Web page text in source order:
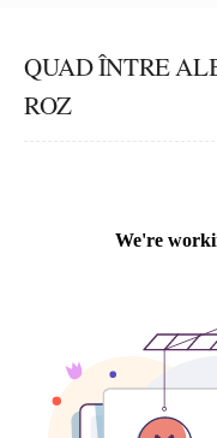
QUAD ÎNTRE
ROZ